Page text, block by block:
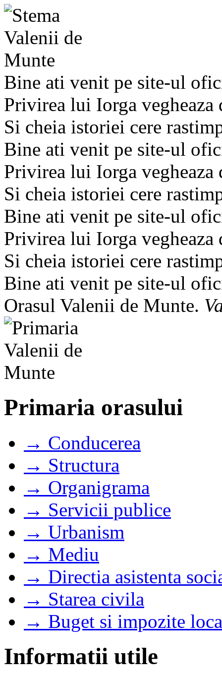
Bine ati venit pe site-ul
Privirea lui Iorga
Si cheia istoriei cere
Bine ati venit pe site-ul
Privirea lui Iorga
Si cheia istoriei cere
Bine ati venit pe site-ul
Privirea lui Iorga
Si cheia istoriei cere
Bine ati venit pe site-ul
Orasul Valenii de Munte.
Primaria orasului
→ Conducerea
→ Structura
→ Organigrama
→ Servicii publice
→ Urbanism
→ Mediu
→ Directia asistenta
→ Starea civila
→ Buget si impozite
Informatii utile